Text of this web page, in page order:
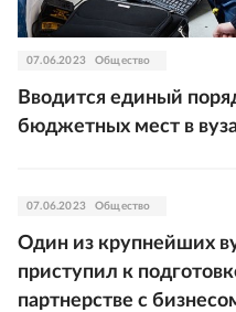
07.06.2023 Общество
Вводится единый
бюджетных мест в
07.06.2023 Общество
Один из крупнейших
приступил к
партнерстве с